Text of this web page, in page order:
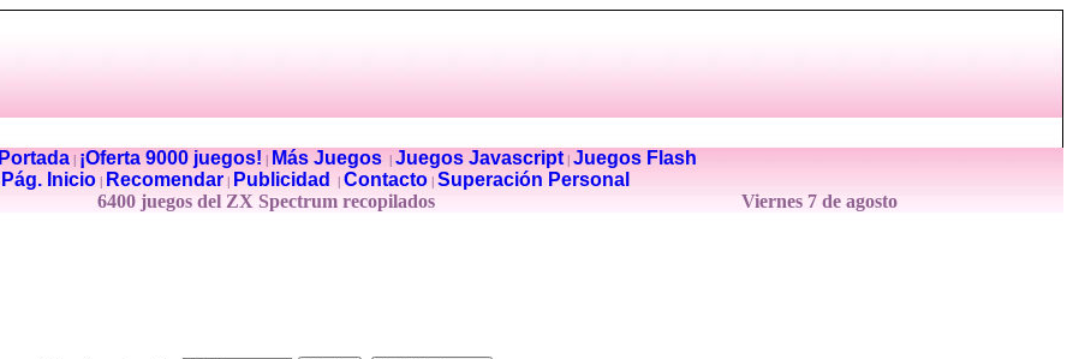
Portada| ¡Oferta 9000 juegos! Más Juegos| Juegos Javascript| Juegos Flash
Pág. Inicio Recomendar Publicidad Contacto Superación Personal
6400 juegos del ZX Spectrum recopilados Viernes 7 de agosto